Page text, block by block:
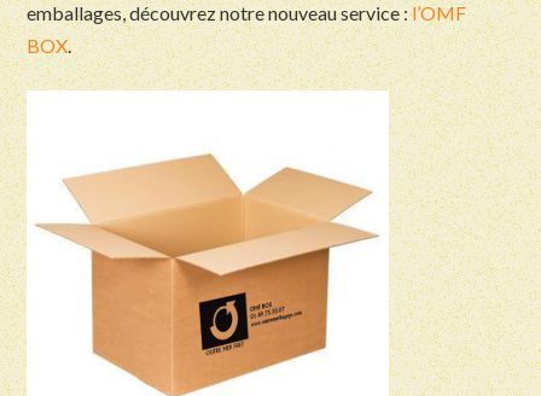
emballages, découvrez notre nouveau service :l’OMF
BOX.